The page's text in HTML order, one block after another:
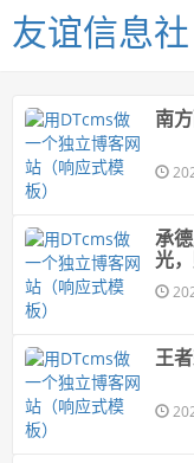
友谊信息社
南
承
光
王